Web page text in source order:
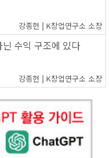
강종헌 | K창업연구소 소장
수익 구조에 있다
강종헌 | K창업연구소 소장